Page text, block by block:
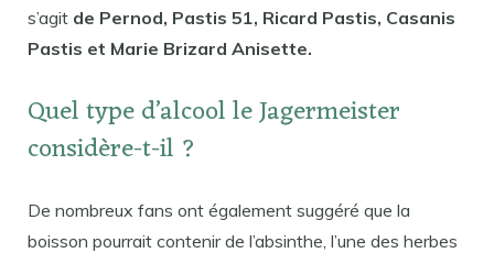
s’agit de Pernod, Pastis 51, Ricard Pastis, Casanis
Pastis et Marie Brizard Anisette.
Quel type d’alcool le Jagermeister
considère-t-il ?
De nombreux fans ont également suggéré que la
boisson pourrait contenir de l’absinthe, l’une des herbes